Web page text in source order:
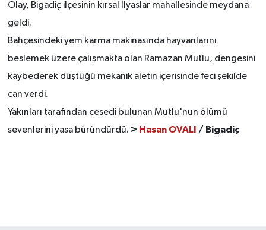
Olay, Bigadiç ilçesinin kırsal İlyaslar mahallesinde meydana
geldi.
Bahçesindeki yem karma makinasında hayvanlarını
beslemek üzere çalışmakta olan Ramazan Mutlu, dengesini
kaybederek düştüğü mekanik aletin içerisinde feci şekilde
can verdi.
Yakınları tarafından cesedi bulunan Mutlu'nun ölümü
sevenlerini yasa büründürdü. > Hasan OVALI / Bigadiç